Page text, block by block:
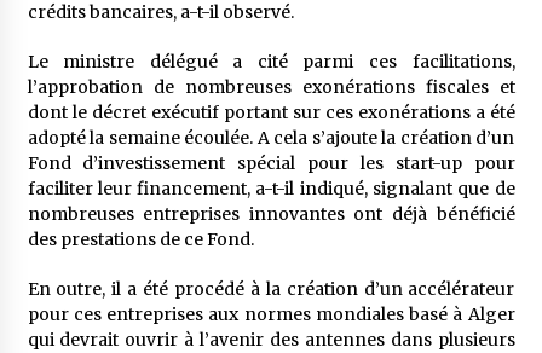
crédits bancaires, a-t-il observé.
Le ministre délégué a cité parmi ces facilitations,
l’approbation de nombreuses exonérations fiscales et
dont le décret exécutif portant sur ces exonérations a été
adopté la semaine écoulée. A cela s’ajoute la création d’un
Fond d’investissement spécial pour les start-up pour
faciliter leur financement, a-t-il indiqué, signalant que de
nombreuses entreprises innovantes ont déjà bénéficié
des prestations de ce Fond.
En outre, il a été procédé à la création d’un accélérateur
pour ces entreprises aux normes mondiales basé à Alger
qui devrait ouvrir à l’avenir des antennes dans plusieurs